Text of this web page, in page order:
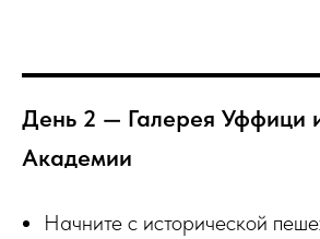
День 2 — Галерея Уффици
Академии
Начните с исторической